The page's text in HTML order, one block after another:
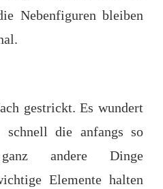
Nebenfiguren bleiben
gestrickt. Es wundert
die anfangs so
andere Dinge
Elemente halten